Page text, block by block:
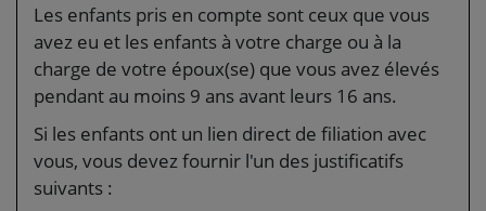
Les enfants pris en compte sont ceux que vous
avez eu et les enfants à votre charge ou à la
charge de votre époux(se) que vous avez élevés
pendant au moins 9 ans avant leurs 16 ans.
Si les enfants ont un lien direct de filiation avec
vous, vous devez fournir l'un des justificatifs
suivants :